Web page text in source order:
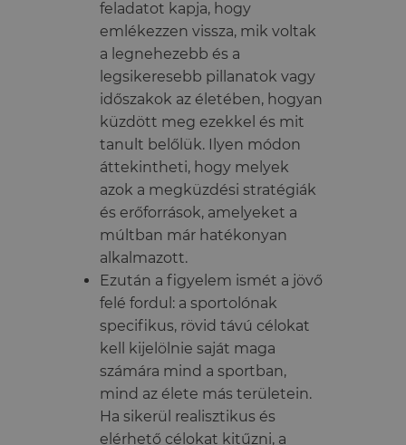
feladatot kapja, hogy
emlékezzen vissza, mik voltak
a legnehezebb és a
legsikeresebb pillanatok vagy
időszakok az életében, hogyan
küzdött meg ezekkel és mit
tanult belőlük. Ilyen módon
áttekintheti, hogy melyek
azok a megküzdési stratégiák
és erőforrások, amelyeket a
múltban már hatékonyan
alkalmazott.
Ezután a figyelem ismét a jövő
felé fordul: a sportolónak
specifikus, rövid távú célokat
kell kijelölnie saját maga
számára mind a sportban,
mind az élete más területein.
Ha sikerül realisztikus és
elérhető célokat kitűzni, a